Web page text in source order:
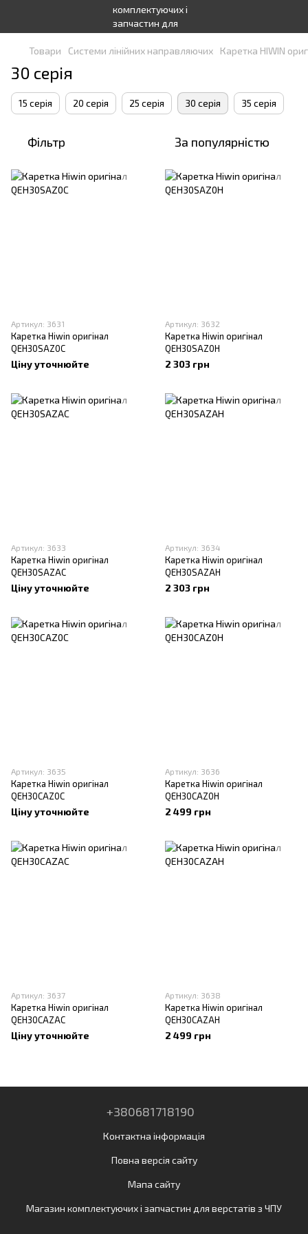
Товари Системи лінійних направляючих Каретка HIWIN
30 серія
15 серія 20 серія 25 серія 30 серія 35 серія
Фільтр За популярністю
Артикул: 3631
Каретка Hiwin оригінал
QEH30SAZ0C
Ціну уточнюйте
Артикул: 3632
Каретка Hiwin оригінал
QEH30SAZ0H
2 303 грн
Артикул: 3633
Каретка Hiwin оригінал
QEH30SAZAC
Ціну уточнюйте
Артикул: 3634
Каретка Hiwin оригінал
QEH30SAZAH
2 303 грн
Артикул: 3635
Каретка Hiwin оригінал
QEH30CAZ0C
Ціну уточнюйте
Артикул: 3636
Каретка Hiwin оригінал
QEH30CAZ0H
2 499 грн
Артикул: 3637
Каретка Hiwin оригінал
QEH30CAZAC
Ціну уточнюйте
Артикул: 3638
Каретка Hiwin оригінал
QEH30CAZAH
2 499 грн
+380681718190
Контактна інформація
Повна версія сайту
Мапа сайту
Магазин комплектуючих і запчастин для верстатів з ЧПУ